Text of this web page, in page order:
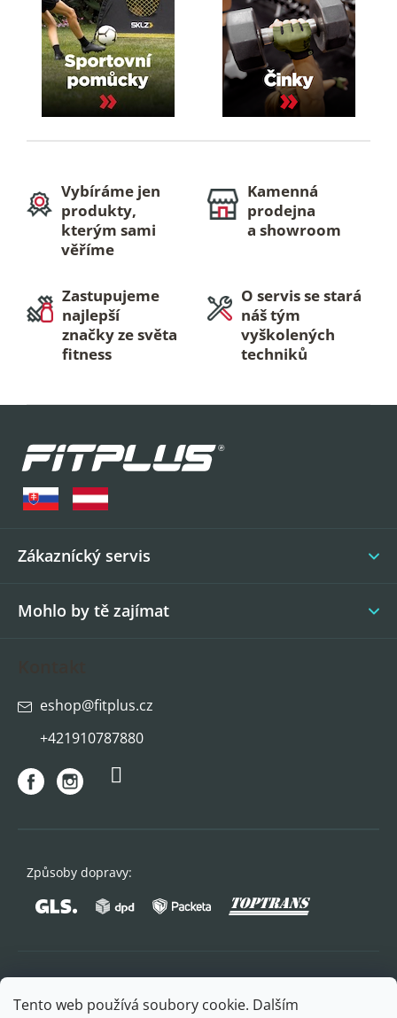
Tento web používá soubory cookie. Dalším
Vybíráme jen
produkty,
kterým sami
věříme
Kamenná
prodejna
a showroom
Zastupujeme
najlepší
značky ze světa
fitness
O servis se stará
náš tým
vyškolených
techniků
Zákaznícký servis
Mohlo by tě zajímat
eshop@fitplus.cz
+421910787880
Způsoby dopravy: